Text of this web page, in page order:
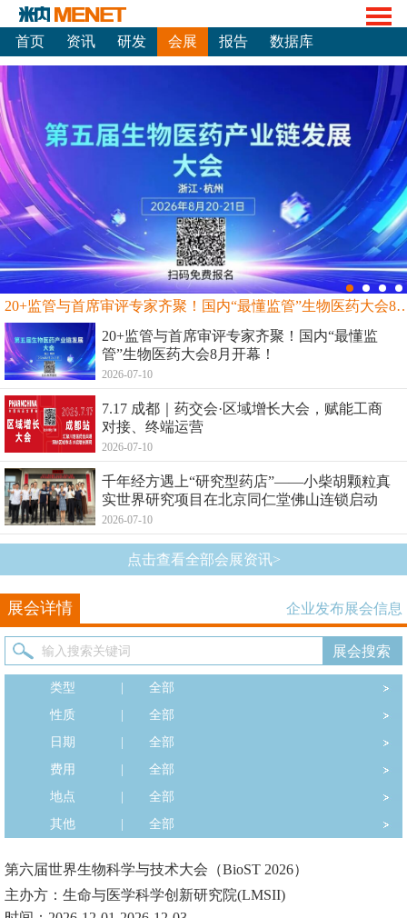
首页 资讯 研发 会展 报告 数据库
20+监管与首席审评专家齐聚！国内“最
20+监管与首席审评专家齐聚！国内“最懂监
管”生物医药大会8月开幕！
2026-07-10
7.17 成都｜药交会·区域增长大会，赋能工商
对接、终端运营
2026-07-10
千年经方遇上“研究型药店”——小柴胡颗粒真
实世界研究项目在北京同仁堂佛山连锁启动
2026-07-10
点击查看全部会展资讯>
展会详情 企业发布展会信息
类型
全部
性质
全部
日期
全部
费用
全部
地点
全部
其他
全部
第六届世界生物科学与技术大会（BioST 2026）
主办方：生命与医学科学创新研究院(LMSII)